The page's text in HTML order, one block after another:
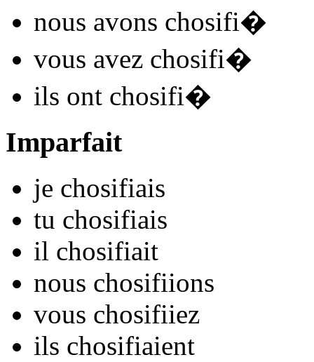
nous avons chosifi�
vous avez chosifi�
ils ont chosifi�
Imparfait
je chosifiais
tu chosifiais
il chosifiait
nous chosifiions
vous chosifiiez
ils chosifiaient